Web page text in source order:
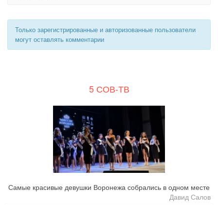
Только зарегистрированные и авторизованные пользователи
могут оставлять комментарии
5 СОВ-ТВ
Самые красивые девушки Воронежа собрались в одном месте
Давид Салов